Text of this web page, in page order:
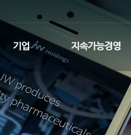
기업
인사말
회사소개
사업회사 소개
지속가능경영
환경적 지속가능성
사회적 지속가능성
지배구조